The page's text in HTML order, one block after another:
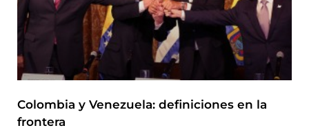
Colombia y Venezuela: definiciones en la
frontera